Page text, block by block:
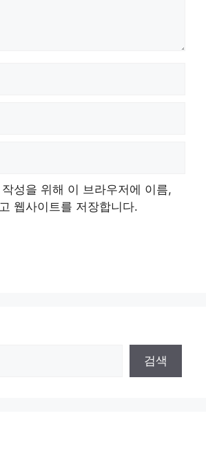
성을 위해 이 브라우저에 이름,
웹사이트를 저장합니다.
검색